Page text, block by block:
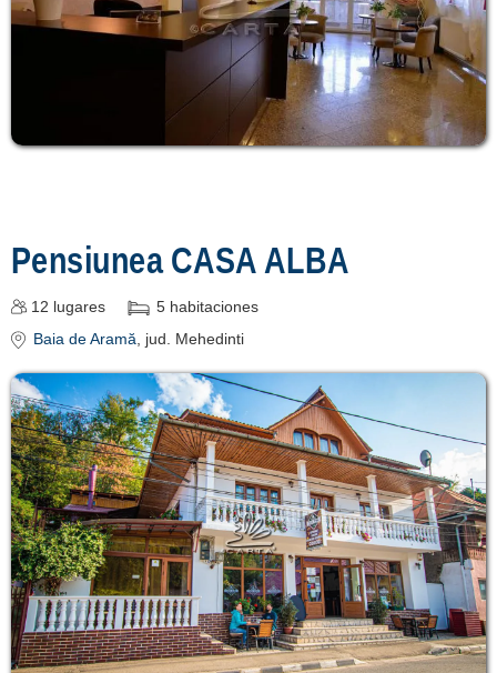
Pensiunea CASA ALBA
12 lugares 5 habitaciones
Baia de Aramă, jud. Mehedinti